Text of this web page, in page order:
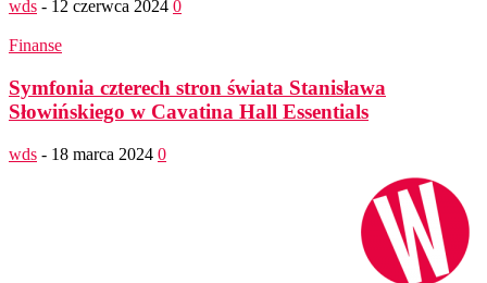
wds - 12 czerwca 2024 0
Finanse
Symfonia czterech stron świata Stanisława
Słowińskiego w Cavatina Hall Essentials
wds - 18 marca 2024 0